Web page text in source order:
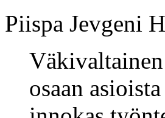
Piispa Jevgeni
osaan